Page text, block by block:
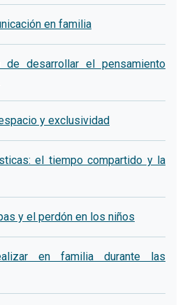
en familia
de desarrollar el pensamiento
y exclusividad
el tiempo compartido y la
y el perdón en los niños
en familia durante las